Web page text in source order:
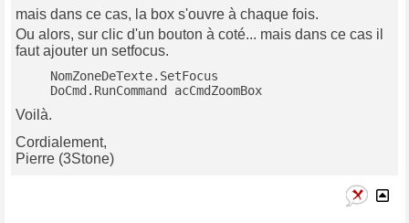
mais dans ce cas, la box s'ouvre à chaque fois.
Ou alors, sur clic d'un bouton à coté... mais dans ce cas il
faut ajouter un setfocus.
   DoCmd.RunCommand acCmdZoomBox
Voilà.
Cordialement,
Pierre (3Stone)